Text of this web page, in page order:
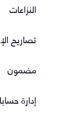
النزاعات
تصاريح
مضمون
إدارة